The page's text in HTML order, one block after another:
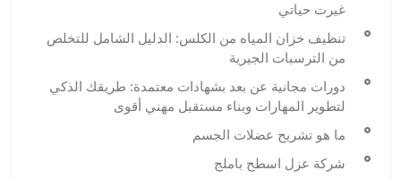
غيرت حياتي
تنظيف خزان المياه من الكلس: الدليل الشامل للتخلص
من الترسبات الجيرية
دورات مجانية عن بعد بشهادات معتمدة: طريقك الذكي
لتطوير المهارات وبناء مستقبل مهني أقوى
ما هو تشريح عضلات الجسم
شركة عزل اسطح باملج